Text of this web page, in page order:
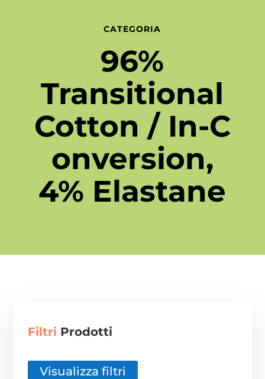
CATEGORIA
96%
Transitional
Cotton / In-C
onversion,
4% Elastane
Filtri Prodotti
Visualizza filtri